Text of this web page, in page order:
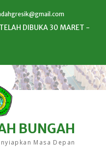
DIBUKA 30 MARET -
BUNGAH
Masa Depan